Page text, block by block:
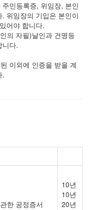
민등록증, 위임장, 본인
위임장의 기입은 본인이
어야 합니다.
의 자필)날인과 건명등
니다.
이외에 인증을 받을 계
.
한 공정증서
10년
10년
20년